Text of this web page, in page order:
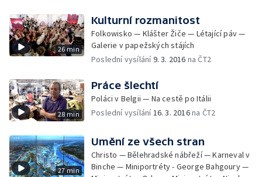
26 min
Kulturní rozmanitost
Folkowisko — Klášter Žiče — Létající páv —
Galerie v papežských stájích
Poslední vysílání9. 3. 2016 na ČT2
28 min
Práce šlechtí
Poláci v Belgii — Na cestě po Itálii
Poslední vysílání16. 3. 2016na ČT2
27 min
Umění ze všech stran
Christo — Bělehradské nábřeží — Karneval v
Binche — Miniportréty - George Bahgoury —